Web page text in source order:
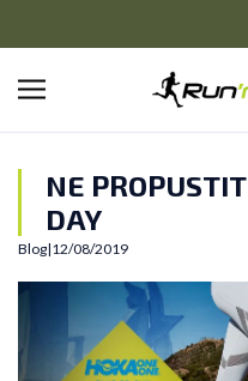
NE
DAY
Blog|12/08/2019